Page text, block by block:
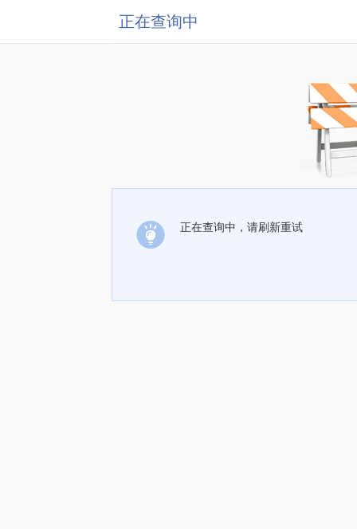
正在查询中
正在查询中，请刷新重试